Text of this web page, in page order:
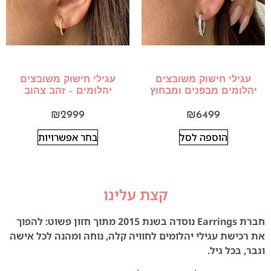
עגילי חישוק משובצים
יהלומים מבפנים ומבחוץ
₪6499
הוספה לסל
עגילי חישוק משובצים
יהלומים – זהב צהוב
₪2999
בחר אפשרויות
קצת עלינו
חברת Earrings נוסדה בשנת 2015 מתוך חזון פשוט: להפוך
את רכישת עגילי יהלומים לחוויה קלה, נוחה ומהנה לכל אישה
וגבר, בכל גיל.